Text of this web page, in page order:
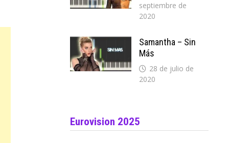
septiembre de
2020
Samantha – Sin
Más
28 de julio de
2020
Eurovision 2025